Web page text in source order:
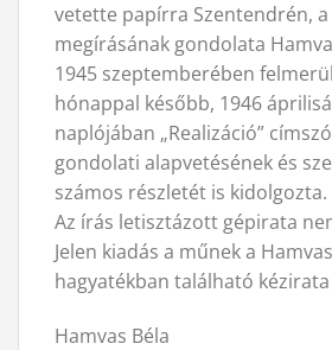
vetette papírra Szentendrén,
megírásának gondolata
1945 szeptemberében
hónappal később, 1946
naplójában „Realizáció”
gondolati alapvetésének és
számos részletét is kidolgozta.
Az írás letisztázott gépirata
Jelen kiadás a műnek a
hagyatékban található
Hamvas Béla